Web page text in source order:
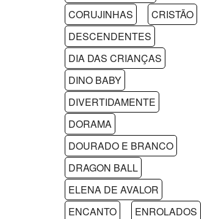
CORUJINHAS
CRISTÃO
DESCENDENTES
DIA DAS CRIANÇAS
DINO BABY
DIVERTIDAMENTE
DORAMA
DOURADO E BRANCO
DRAGON BALL
ELENA DE AVALOR
ENCANTO
ENROLADOS